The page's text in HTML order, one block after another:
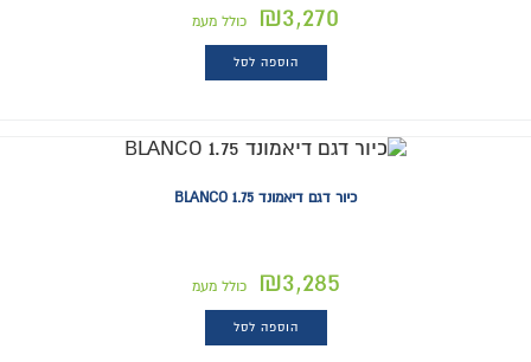
₪3,270 כולל מעמ
הוספה לסל
כיור דגם דיאמונד BLANCO 1.75
₪3,285 כולל מעמ
הוספה לסל